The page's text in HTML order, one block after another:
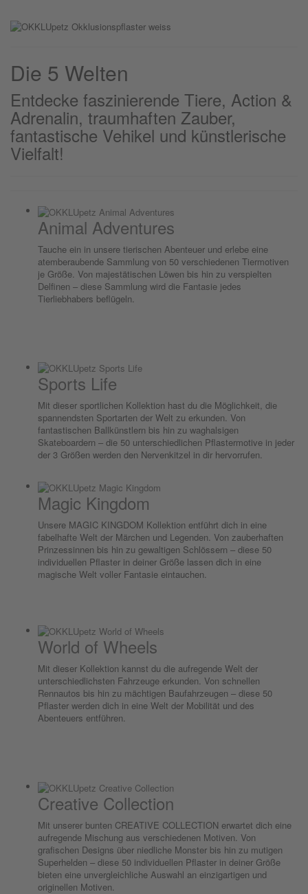
Die 5 Welten
Entdecke faszinierende Tiere, Action &
Adrenalin, traumhaften Zauber,
fantastische Vehikel und künstlerische
Vielfalt!
Animal Adventures
Tauche ein in unsere tierischen Abenteuer und erlebe eine
atemberaubende Sammlung von 50 verschiedenen Tiermotiven
je Größe. Von majestätischen Löwen bis hin zu verspielten
Delfinen – diese Sammlung wird die Fantasie jedes
Tierliebhabers beflügeln.
Sports Life
Mit dieser sportlichen Kollektion hast du die Möglichkeit, die
spannendsten Sportarten der Welt zu erkunden. Von
fantastischen Ballkünstlern bis hin zu waghalsigen
Skateboardern – die 50 unterschiedlichen Pflastermotive in jeder
der 3 Größen werden den Nervenkitzel in dir hervorrufen.
Magic Kingdom
Unsere MAGIC KINGDOM Kollektion entführt dich in eine
fabelhafte Welt der Märchen und Legenden. Von zauberhaften
Prinzessinnen bis hin zu gewaltigen Schlössern – diese 50
individuellen Pflaster in deiner Größe lassen dich in eine
magische Welt voller Fantasie eintauchen.
World of Wheels
Mit dieser Kollektion kannst du die aufregende Welt der
unterschiedlichsten Fahrzeuge erkunden. Von schnellen
Rennautos bis hin zu mächtigen Baufahrzeugen – diese 50
Pflaster werden dich in eine Welt der Mobilität und des
Abenteuers entführen.
Creative Collection
Mit unserer bunten CREATIVE COLLECTION erwartet dich eine
aufregende Mischung aus verschiedenen Motiven. Von
grafischen Designs über niedliche Monster bis hin zu mutigen
Superhelden – diese 50 individuellen Pflaster in deiner Größe
bieten eine unvergleichliche Auswahl an einzigartigen und
originellen Motiven.